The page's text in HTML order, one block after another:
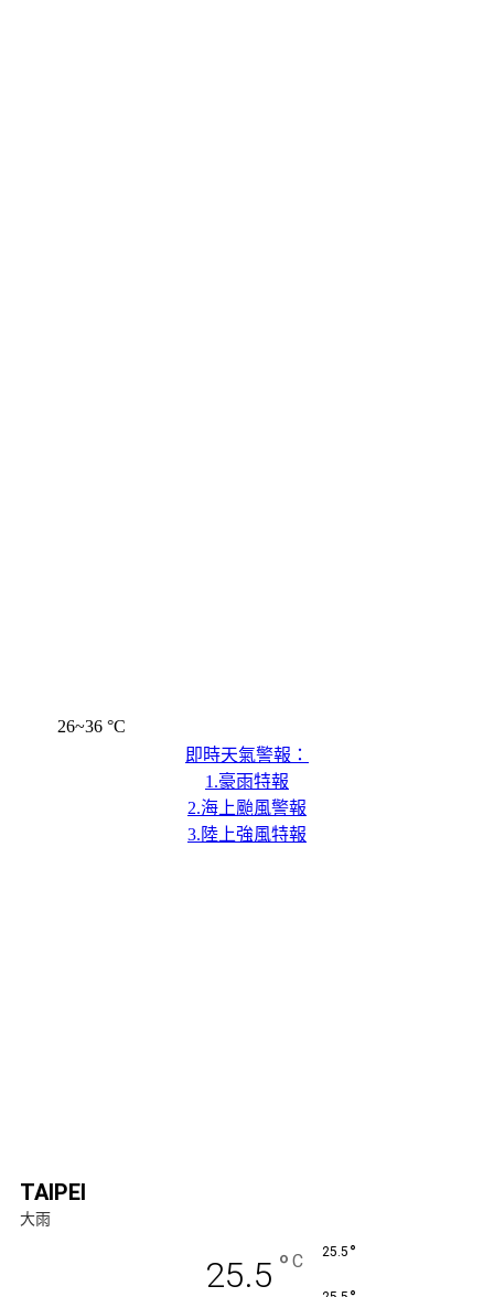
26~36 °C
即時天氣警報：
1.豪雨特報
2.海上颱風警報
3.陸上強風特報
TAIPEI
大雨
25.5 ° C 25.5 °